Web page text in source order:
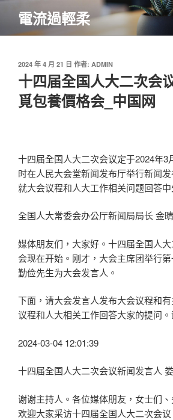
主
電流過輕柔
發
2024 年 4 月 21 日 作者: ADMIN
十四届全国人大二次会
覓包養價格会_中国网
十四届全国人大二次会议定于2024年3
时在人民大会堂新闻发布厅举行新闻
就大会议程和人大工作相关问题回答中
全国人大常委会办公厅新闻局局长 金
媒体朋友们，大家好。十四届全国人
会现在开始。刚才，大会主席团举行
勤俭先生为大会发言人。
下面，请大会发言人发布大会议程和
议程和人大相关工作回答大家的提问。
2024-03-04 12:01:39
十四届全国人大二次会议新闻发言人
谢谢主持人。各位媒体朋友，女士们、
欢迎大家采访十四届全国人大二次会议